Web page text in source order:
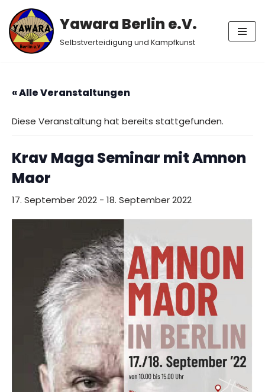
Zum
Inhalt
Yawara Berlin e.V.
Selbstverteidigung und Kampfkunst
« Alle Veranstaltungen
Diese Veranstaltung hat bereits stattgefunden.
Krav Maga Seminar mit Amnon
Maor
17. September 2022 - 18. September 2022